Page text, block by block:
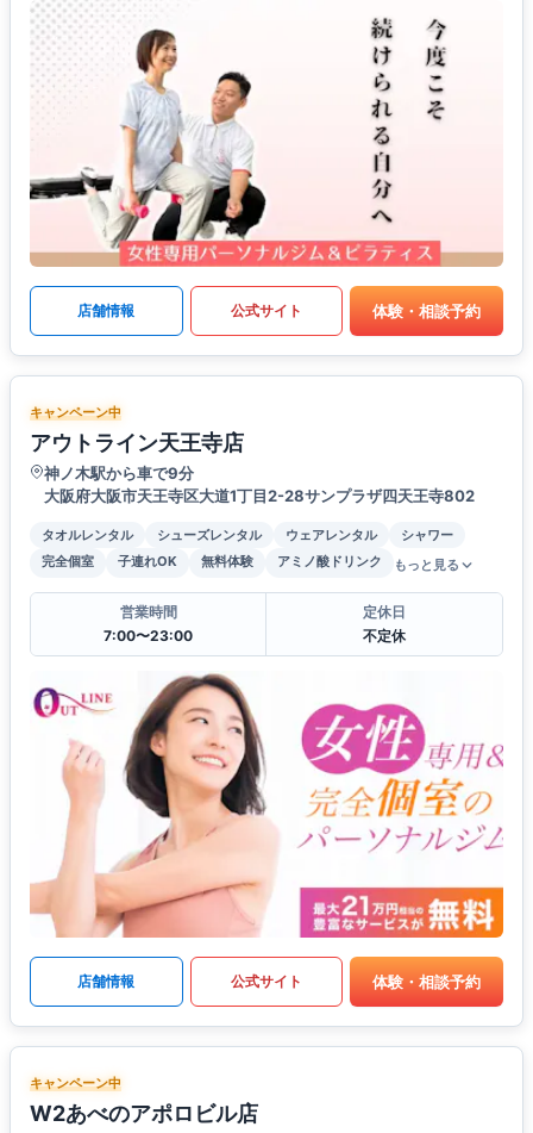
店舗情報 公式サイト 体験・相談予約
キャンペーン中
アウトライン天王寺店
神ノ木駅から車で9分
大阪府大阪市天王寺区大道1丁目2-28サンプラザ四天王寺802
タオルレンタル シューズレンタル ウェアレンタル
シャワー
完全個室
子連れOK 無料体験 アミノ酸ドリンク もっと見る
営業時間
7:00〜23:00
定休日
不定休
店舗情報 公式サイト 体験・相談予約
キャンペーン中
W2あべのアポロビル店